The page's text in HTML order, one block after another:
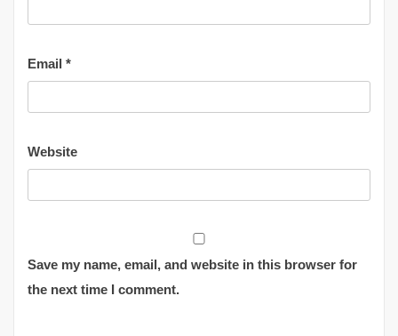
Email *
Website
Save my name, email, and website in this browser for
the next time I comment.